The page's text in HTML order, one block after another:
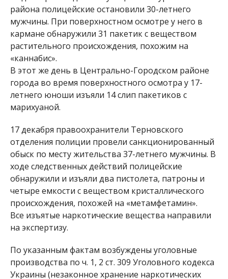
района полицейские остановили 30-летнего
мужчины. При поверхностном осмотре у него в
кармане обнаружили 31 пакетик с веществом
растительного происхождения, похожим на
«каннабис».
В этот же день в Центрально-Городском районе
города во время поверхностного осмотра у 17-
летнего юноши изъяли 14 слип пакетиков с
марихуаной.
17 декабря правоохранители Терновского
отделения полиции провели санкционированный
обыск по месту жительства 37-летнего мужчины. В
ходе следственных действий полицейские
обнаружили и изъяли два пистолета, патроны и
четыре емкости с веществом кристаллического
происхождения, похожей на «метамфетамин».
Все изъятые наркотические вещества направили
на экспертизу.
По указанным фактам возбуждены уголовные
производства по ч. 1, 2 ст. 309 Уголовного кодекса
Украины (незаконное хранение наркотических